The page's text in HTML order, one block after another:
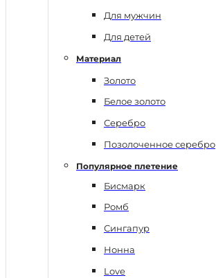
Для мужчин
Для детей
Материал
Золото
Белое золото
Серебро
Позолоченное серебро
Популярное плетение
Бисмарк
Ромб
Сингапур
Нонна
Love